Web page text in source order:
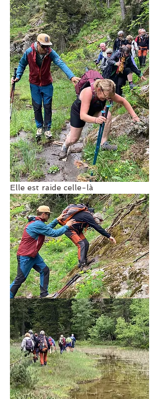
Elle est raide celle-là